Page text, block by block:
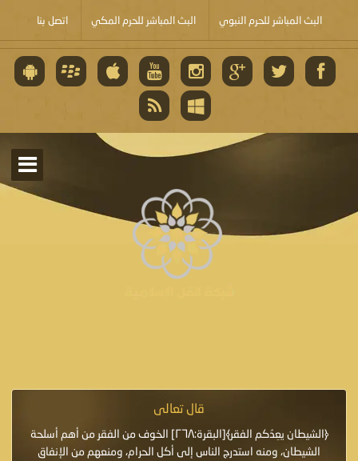
البث المباشر للحرم النبوي البث المباشر للحرم المكي اتصل بنا
قال تعالى
﴿الشيطان يعِدُكم الفقر﴾[البقرة:٢٦٨] الخوف من الفقر من أهم أسلحة
الشيطان، ومنه استدرج الناس إلى أكل الحرام، ومنعهم من الإنفاق